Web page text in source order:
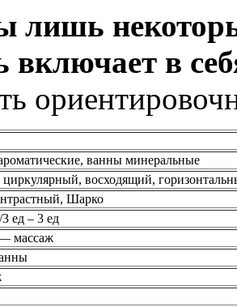
лишь
включает в
ванны минеральные
восходящий,
Шарко
ед – 3 ед
массаж